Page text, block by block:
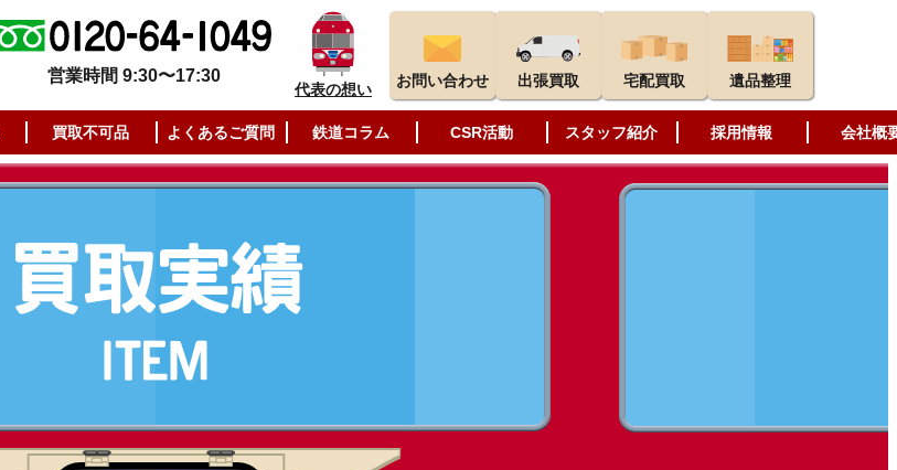
営業時間 9:30〜17:30
代表の想い お問い合わせ 出張買取 宅配買取 遺品整理
買取不可品 よくあるご質問 鉄道コラム CSR活動 スタッフ紹介 採用情報 会社概